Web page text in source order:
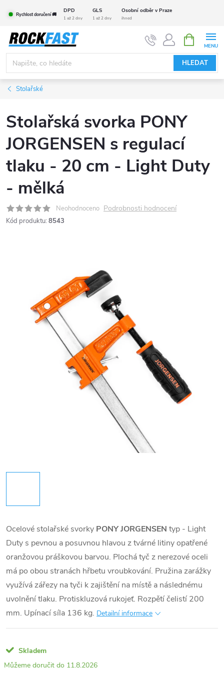
obsah
Rychlost doručení 🚚
DPD GLS Osobní odběr v Praze
1 až 2 dny 1 až 2 dny ihned
HLEDAT
NÁKUPNÍ
KOŠÍK
Stolařské
Stolařská svorka PONY
JORGENSEN s regulací
tlaku - 20 cm - Light Duty
- mělká
Neohodnoceno Podrobnosti hodnocení
Kód produktu: 8543
Ocelové stolařské svorky PONY JORGENSEN typ - Light
Duty s pevnou a posuvnou hlavou z tvárné litiny opatřené
oranžovou práškovou barvou. Plochá tyč z nerezové oceli
má po obou stranách hřbetu vroubkování. Pružina zarážky
využívá zářezy na tyči k zajištění na místě a následnému
uvolnění tlaku. Protiskluzová rukojeť. Rozpětí čelistí 200
mm. Upínací síla 136 kg. Detailní informace
Skladem
11.8.2026